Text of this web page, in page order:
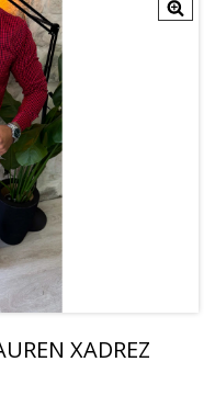
XADREZ